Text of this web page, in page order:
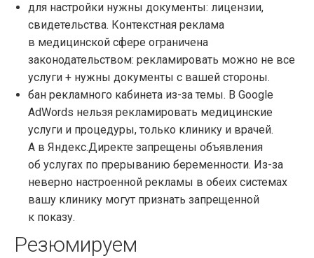
для настройки нужны документы: лицензии,
свидетельства. Контекстная реклама
в медицинской сфере ограничена
законодательством: рекламировать можно не все
услуги + нужны документы с вашей стороны.
бан рекламного кабинета из-за темы. В Google
AdWords нельзя рекламировать медицинские
услуги и процедуры, только клинику и врачей.
А в Яндекс.Директе запрещены объявления
об услугах по прерыванию беременности. Из-за
неверно настроенной рекламы в обеих системах
вашу клинику могут признать запрещенной
к показу.
Резюмируем